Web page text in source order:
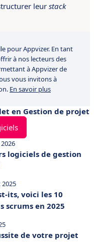
leur stack
pour Appvizer. En tant
à nos lecteurs des
à Appvizer de
vous invitons à
En savoir plus
en Gestion de projet
logiciels de gestion
2025
its, voici les 10
scrums en 2025
de votre projet